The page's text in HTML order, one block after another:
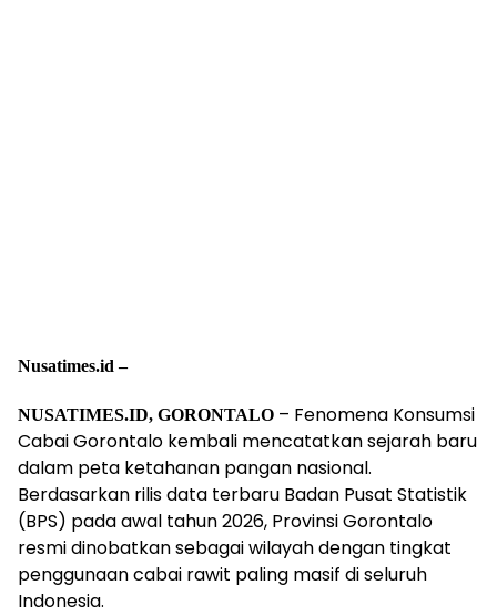
Nusatimes.id –
NUSATIMES.ID, GORONTALO – Fenomena Konsumsi
Cabai Gorontalo kembali mencatatkan sejarah baru
dalam peta ketahanan pangan nasional.
Berdasarkan rilis data terbaru Badan Pusat Statistik
(BPS) pada awal tahun 2026, Provinsi Gorontalo
resmi dinobatkan sebagai wilayah dengan tingkat
penggunaan cabai rawit paling masif di seluruh
Indonesia.